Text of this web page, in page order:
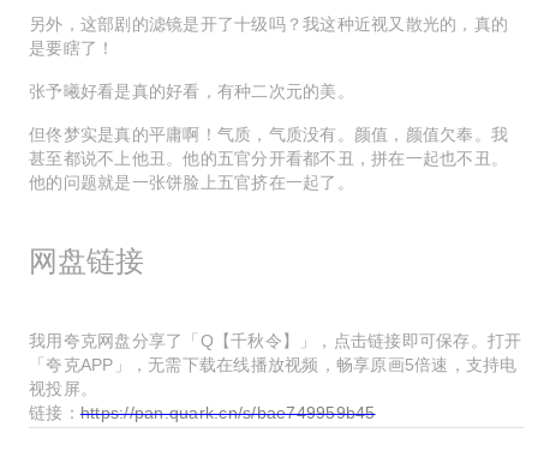
另外，这部剧的滤镜是开了十级吗？我这种近视又散光的，真的
是要瞎了！
张予曦好看是真的好看，有种二次元的美。
但佟梦实是真的平庸啊！气质，气质没有。颜值，颜值欠奉。我
甚至都说不上他丑。他的五官分开看都不丑，拼在一起也不丑。
他的问题就是一张饼脸上五官挤在一起了。
网盘链接
我用夸克网盘分享了「Q【千秋令】」，点击链接即可保存。打开
「夸克APP」，无需下载在线播放视频，畅享原画5倍速，支持电
视投屏。
链接：https://pan.quark.cn/s/bae749959b45